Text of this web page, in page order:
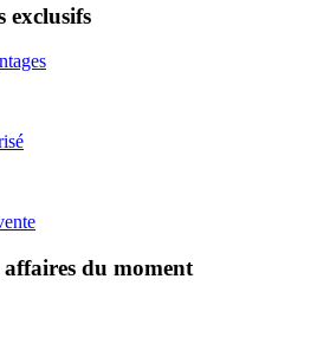
exclusifs
affaires du moment